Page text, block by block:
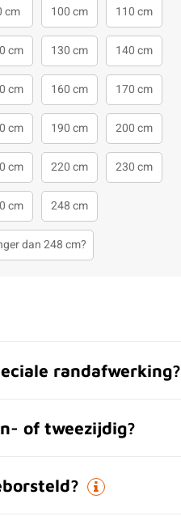
cm 100 cm 110 cm
cm 130 cm 140 cm
cm 160 cm 170 cm
cm 190 cm 200 cm
cm 220 cm 230 cm
cm 248 cm
dan 248 cm?
randafwerking?
of tweezijdig?